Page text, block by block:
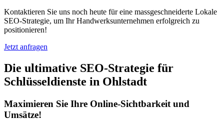
Kontaktieren Sie uns noch heute für eine massgeschneiderte Lokale
SEO-Strategie, um Ihr Handwerksunternehmen erfolgreich zu
positionieren!
Jetzt anfragen
Die ultimative SEO-Strategie für
Schlüsseldienste in Ohlstadt
Maximieren Sie Ihre Online-Sichtbarkeit und
Umsätze!